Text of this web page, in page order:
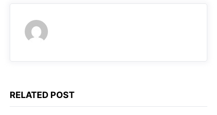
o A
p
p
r n
RELATED POST